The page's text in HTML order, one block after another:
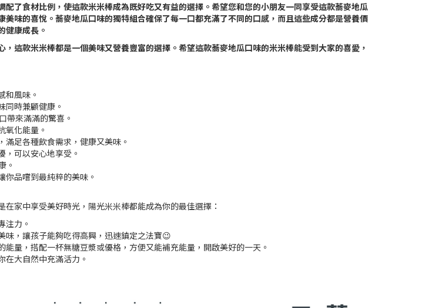
配了食材比例，使這款米米棒成為既好吃又有益的選擇。希望您和您的小朋友一同享受這款蕎麥地瓜
美味的喜悅。蕎麥地瓜口味的獨特組合確保了每一口都充滿了不同的口感，而且這些成分都是營養價
健康成長。
，這款米米棒都是一個美味又營養豐富的選擇。希望這款蕎麥地瓜口味的米米棒能受到大家的喜愛，
和風味。
同時兼顧健康。
帶來滿滿的驚喜。
氧化能量。
滿足各種飲食需求，健康又美味。
，可以安心地享受。
。
你品嚐到最純粹的美味。
家中享受美好時光，陽光米米棒都能成為你的最佳選擇：
注力。
味，讓孩子能夠吃得高興，迅速鎮定之法寶😉
能量，搭配一杯無糖豆漿或優格，方便又能補充能量，開啟美好的一天。
在大自然中充滿活力。